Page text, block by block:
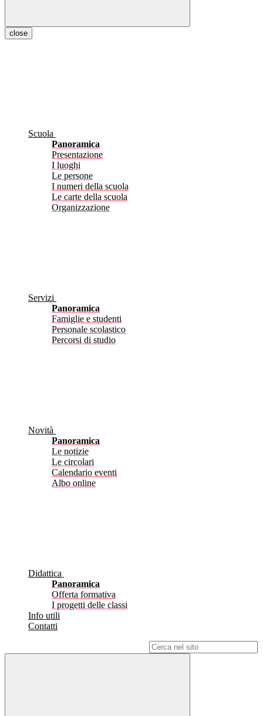
close
Scuola
Panoramica
Presentazione
I luoghi
Le persone
I numeri della scuola
Le carte della scuola
Organizzazione
Servizi
Panoramica
Famiglie e studenti
Personale scolastico
Percorsi di studio
Novità
Panoramica
Le notizie
Le circolari
Calendario eventi
Albo online
Didattica
Panoramica
Offerta formativa
I progetti delle classi
Info utili
Contatti